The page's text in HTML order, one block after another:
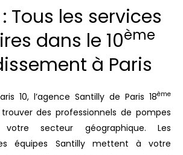
Tous les services
dans le 10ème
à Paris
10, l’agence Santilly de Paris 18ème
des professionnels de pompes
secteur géographique. Les
équipes Santilly mettent à votre